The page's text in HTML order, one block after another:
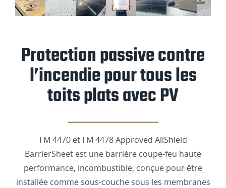
Protection passive contre
l’incendie pour tous les
toits plats avec PV
FM 4470 et FM 4478 Approved AllShield
BarrierSheet est une barrière coupe-feu haute
performance, incombustible, conçue pour être
installée comme sous-couche sous les membranes